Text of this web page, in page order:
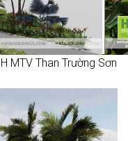
MTV Than Trường Sơn